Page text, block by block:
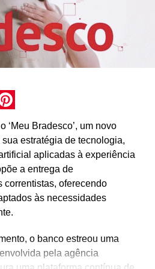
do comportamento do
mais acolhedor e
supermercado tradicional,
bairro”.
está crescendo nas grandes
uma compra rápida e
é o modelo baseado no
cliente tem zero contato humano
Fernandes, diretor
segue todas as normas de
de fornecimento de
da Nutricar é atender cada
junto a uma equipe
‘Meu Bradesco’, um novo
estratégia de tecnologia,
aplicadas à experiência
a entrega de
correntistas, oferecendo
às necessidades
o banco estreou uma
pela agência